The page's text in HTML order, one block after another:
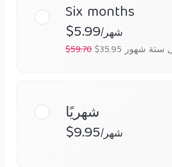
Six months
$5.99/شهر
$59.70 لكل ستة شهور
شهريًا
$9.95 /شهر